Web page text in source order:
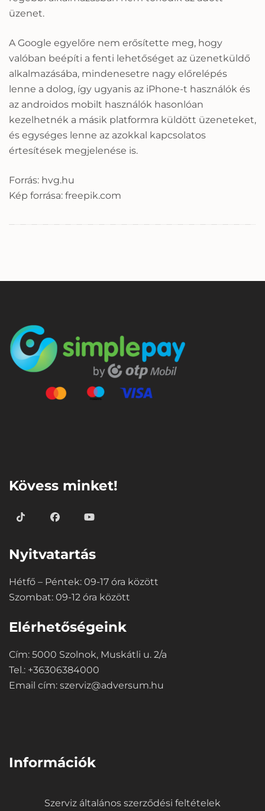
üzenet.
A Google egyelőre nem erősítette meg, hogy
valóban beépíti a fenti lehetőséget az üzenetküldő
alkalmazásába, mindenesetre nagy előrelépés
lenne a dolog, így ugyanis az iPhone-t használók és
az androidos mobilt használók hasonlóan
kezelhetnék a másik platformra küldött üzeneteket,
és egységes lenne az azokkal kapcsolatos
értesítések megjelenése is.
Forrás: hvg.hu
Kép forrása: freepik.com
Kövess minket!
Nyitvatartás
Hétfő – Péntek: 09-17 óra között
Szombat: 09-12 óra között
Elérhetőségeink
Cím: 5000 Szolnok, Muskátli u. 2/a
Tel.: +36306384000
Email cím: szerviz@adversum.hu
Információk
Szerviz általános szerződési feltételek